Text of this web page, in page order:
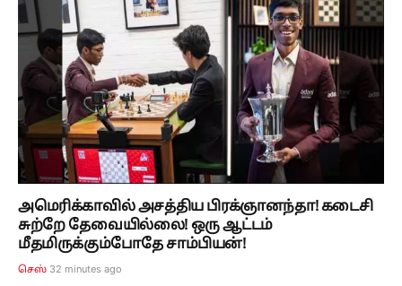
அமெரிக்காவில் அசத்திய பிரக்ஞானந்தா! கடைசி
சுற்றே தேவையில்லை! ஒரு ஆட்டம்
மீதமிருக்கும்போதே சாம்பியன்!
செஸ் 32 minutes ago